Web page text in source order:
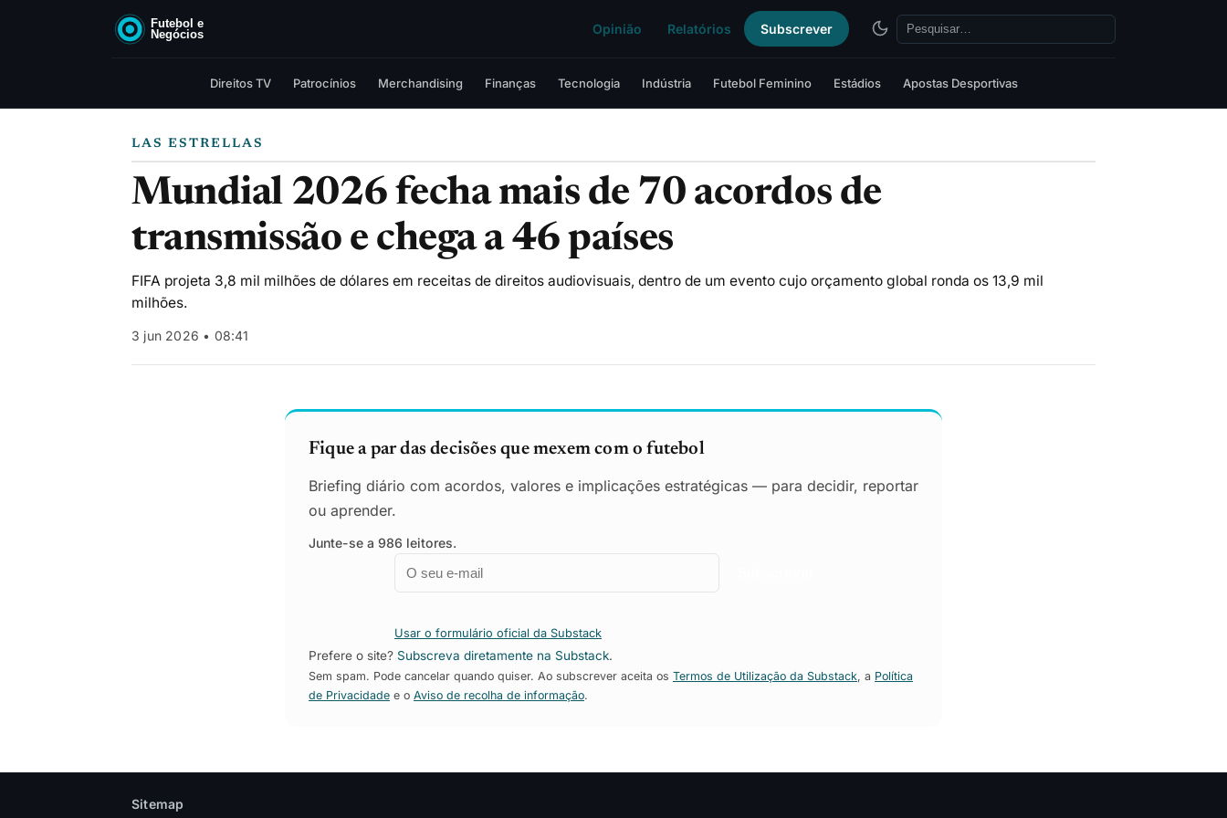
Opinião Relatórios Subscrever
Direitos TV Patrocínios Merchandising Finanças Tecnologia Indústria Futebol Feminino Estádios Apostas Desportivas
LAS ESTRELLAS
Mundial 2026 fecha mais de 70 acordos de
transmissão e chega a 46 países
FIFA projeta 3,8 mil milhões de dólares em receitas de direitos audiovisuais, dentro de um evento cujo orçamento global ronda os 13,9 mil
milhões.
3 jun 2026 • 08:41
Fique a par das decisões que mexem com o futebol
Briefing diário com acordos, valores e implicações estratégicas — para decidir, reportar
ou aprender.
Junte-se a 986 leitores.
Email
Empresa
Usar o formulário oficial da Substack
Prefere o site? Subscreva diretamente na Substack.
Sem spam. Pode cancelar quando quiser. Ao subscrever aceita os Termos de Utilização da Substack , a Política
de Privacidade e o Aviso de recolha de informação.
Sitemap